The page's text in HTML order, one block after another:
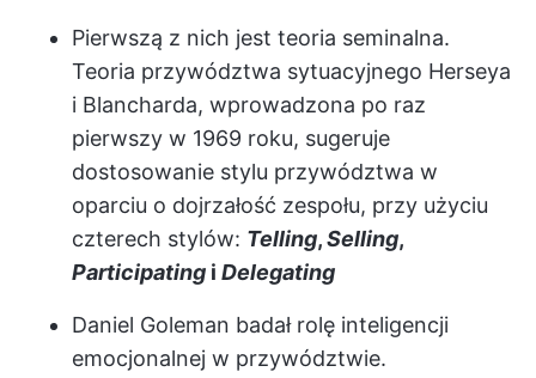
Pierwszą z nich jest teoria seminalna.
Teoria przywództwa sytuacyjnego Herseya
i Blancharda, wprowadzona po raz
pierwszy w 1969 roku, sugeruje
dostosowanie stylu przywództwa w
oparciu o dojrzałość zespołu, przy użyciu
czterech stylów: Telling,Selling,
Participating i Delegating
Daniel Goleman badał rolę inteligencji
emocjonalnej w przywództwie.